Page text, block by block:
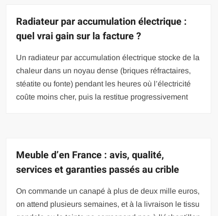
Radiateur par accumulation électrique :
quel vrai gain sur la facture ?
Un radiateur par accumulation électrique stocke de la
chaleur dans un noyau dense (briques réfractaires,
stéatite ou fonte) pendant les heures où l’électricité
coûte moins cher, puis la restitue progressivement
Meuble d’en France : avis, qualité,
services et garanties passés au crible
On commande un canapé à plus de deux mille euros,
on attend plusieurs semaines, et à la livraison le tissu